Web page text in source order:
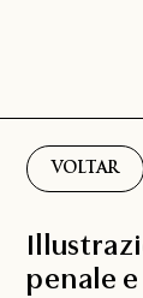
VOLTAR
penale